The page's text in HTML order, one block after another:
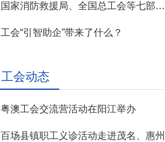
国家消防救援局、全国总工会等七部门联合部署 开展全民消防安全素质提升行动
工会“引智助企”带来了什么？
工会动态
粤澳工会交流营活动在阳江举办
百场县镇职工义诊活动走进茂名、惠州